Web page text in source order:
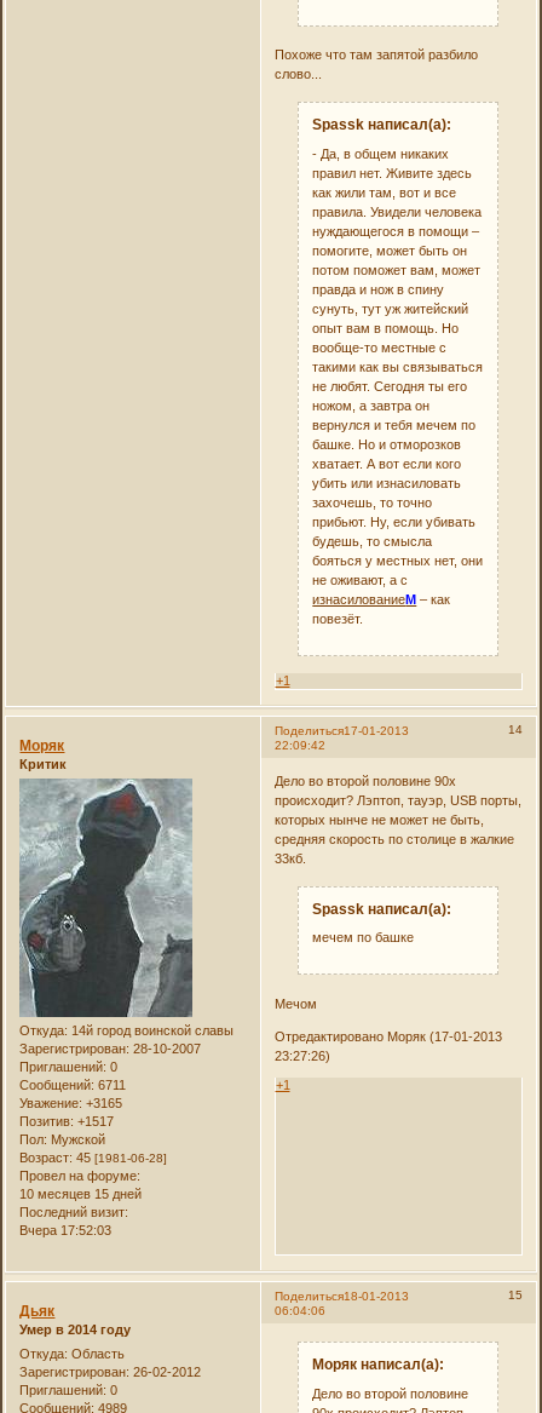
Похоже что там запятой разбило
слово...
Spassk написал(а):
- Да, в общем никаких
правил нет. Живите здесь
как жили там, вот и все
правила. Увидели человека
нуждающегося в помощи –
помогите, может быть он
потом поможет вам, может
правда и нож в спину
сунуть, тут уж житейский
опыт вам в помощь. Но
вообще-то местные с
такими как вы связываться
не любят. Сегодня ты его
ножом, а завтра он
вернулся и тебя мечем по
башке. Но и отморозков
хватает. А вот если кого
убить или изнасиловать
захочешь, то точно
прибьют. Ну, если убивать
будешь, то смысла
бояться у местных нет, они
не оживают, а с
изнасилованиеМ – как
повезёт.
+1
Поделиться 14
17-01-2013
22:09:42
Моряк
Критик
Откуда: 14й город воинской славы
Зарегистрирован: 28-10-2007
Приглашений: 0
Сообщений: 6711
Уважение: +3165
Позитив: +1517
Пол: Мужской
Возраст: 45[1981-06-28]
Провел на форуме:
10 месяцев 15 дней
Последний визит:
Вчера 17:52:03
Дело во второй половине 90х
происходит? Лэптоп, тауэр, USB порты,
которых нынче не может не быть,
средняя скорость по столице в жалкие
33кб.
Spassk написал(а):
мечем по башке
Мечом
Отредактировано Моряк (17-01-2013
23:27:26)
+1
Поделиться 15
18-01-2013
06:04:06
Дьяк
Умер в 2014 году
Откуда: Область
Зарегистрирован: 26-02-2012
Приглашений: 0
Сообщений: 4989
Моряк написал(а):
Дело во второй половине